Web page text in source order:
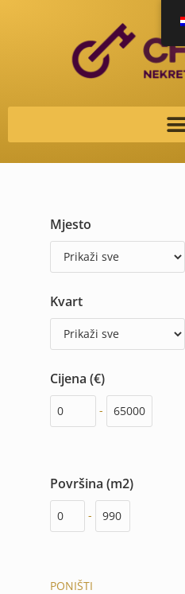
Mjesto
Kvart
Cijena (€)
-
Površina (m2)
-
PONIŠTI